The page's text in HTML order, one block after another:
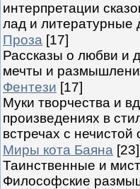
интерпретации
лад и литературные
Проза [17]
Рассказы о любви и
мечты и
Фентези [17]
Муки творчества и
произведениях в
встречах с нечистой
Миры кота Баяна [23]
Таинственные и
Философские